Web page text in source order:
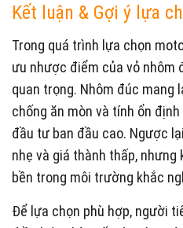
Kết luận & Gợi ý lựa
Trong quá trình lựa chọn
ưu nhược điểm của vỏ nhôm
quan trọng. Nhôm đúc mang
chống ăn mòn và tính ổn
đầu tư ban đầu cao. Ngược
nhẹ và giá thành thấp,
bền trong môi trường khắc
Để lựa chọn phù hợp, người